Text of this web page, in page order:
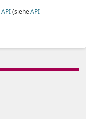
API(siehe API-